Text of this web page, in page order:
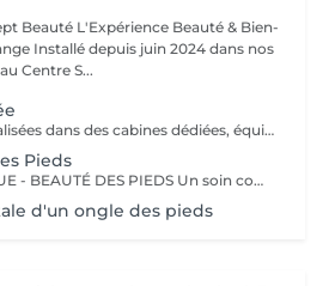
Beauté & Bien-
Installé depuis juin 2024 dans nos
Centre S...
Nos pédicures sont réalisées dans des cabines dédiées, équipées de fauteuils Pedi Spa avec bain de pieds intégré, pour une expérience alliant détente et expertise. Nous utilisons les produits spécifiques de la toute nouvelle gamme pieds de ProNails, formulée pour nourrir, réparer et protéger vos pieds en profondeur. PÉDICURE COMPLÈTE L'Expertise d'un Soin Médicalisé Notre pédicure complète, idéale pour celles et ceux qui souhaitent un soin approfondi des pieds. Ce soin est recommandé en cas de callosités, cors, durillons ou ongles épaissis. Ce soin expert comprend : Soins des ongles et cuticules Traitement des callosités, cors et durillons Lissage et hydratation intense pour retrouver des pieds doux et confortables Massage relaxant et apaisant pour stimuler la circulation Selon vos envies, vous pouvez compléter votre pédicure avec : Pose vernis Longwear Pour une touche de couleur élégante Vernis semi-permanent Tenue parfaite Soin Spa Complet des Pieds Exfoliation, masque nourrissant et massage profond pour une détente absolue Offrez à vos pieds un soin sur-mesure, réalisé par nos professionnelles expertes ! Un soin idéal pour retrouver confort et légèreté, tout en préservant la santé de vos pieds !
Pieds
PÉDICURE ESTHÉTIQUE - BEAUTÉ DES PIEDS Un soin complet pour des pieds soignés et sublimés, idéal pour une mise en beauté régulière. Ce soin comprend : Limage et mise en forme des ongles Soins des cuticules et hydratation Exfoliation pour des pieds tout doux Pose de vernis classique ou semi-permanent (en option) Parfait pour garder des pieds élégants toute l'année ! Un soin idéal pour retrouver confort et légèreté, tout en préservant la santé de vos pieds ! OPTIONS À LA CARTE Personnalisez votre soin ! Selon vos envies, vous pouvez compléter votre pédicure avec : Pose de vernis Longwear Pour une touche de couleur élégante Vernis semi-permanent Tenue parfaite jusqu'à 3 semaines Soin Spa Complet des Pieds Exfoliation, masque nourrissant et massage profond pour une détente absolue Profitez d'un véritable rituel de soins des pieds dans un cadre relaxant et confortable, grâce à nos fauteuils Pedi Spa et aux produits de pointe de ProNails !
d'un ongle des pieds